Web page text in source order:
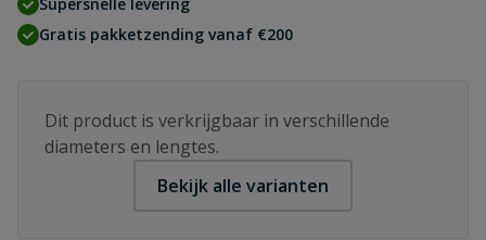
Gratis pakketzending vanaf €200
Dit product is verkrijgbaar in verschillende
diameters en lengtes.
Bekijk alle varianten